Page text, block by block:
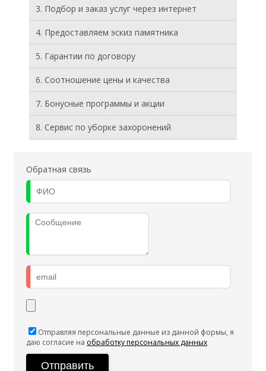
3. Подбор и заказ услуг через интернет
4. Предоставляем эскиз памятника
5. Гарантии по договору
6. Соотношение цены и качества
7. Бонусные программы и акции
8. Cервис по уборке захоронений
Обратная связь
Отправляя персональные данные из данной формы, я
даю согласие на обработку персональных данных